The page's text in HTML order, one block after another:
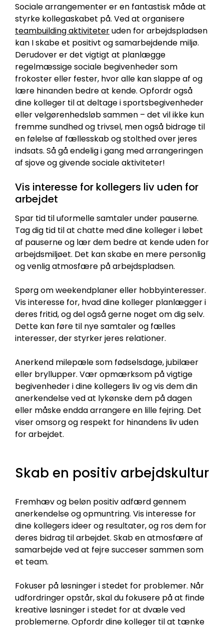
Sociale arrangementer er en fantastisk måde at
styrke kollegaskabet på. Ved at organisere
teambuilding aktiviteteruden for arbejdspladsen
kan I skabe et positivt og samarbejdende miljø.
Derudover er det vigtigt at planlægge
regelmæssige sociale begivenheder som
frokoster eller fester, hvor alle kan slappe af og
lære hinanden bedre at kende. Opfordr også
dine kolleger til at deltage i sportsbegivenheder
eller velgørenhedsløb sammen – det vil ikke kun
fremme sundhed og trivsel, men også bidrage til
en følelse af fællesskab og stolthed over jeres
indsats. Så gå endelig i gang med arrangeringen
af sjove og givende sociale aktiviteter!
Vis interesse for kollegers liv uden for
arbejdet
Spar tid til uformelle samtaler under pauserne.
Tag dig tid til at chatte med dine kolleger i løbet
af pauserne og lær dem bedre at kende uden for
arbejdsmiljøet. Det kan skabe en mere personlig
og venlig atmosfære på arbejdspladsen.
Spørg om weekendplaner eller hobbyinteresser.
Vis interesse for, hvad dine kolleger planlægger i
deres fritid, og del også gerne noget om dig selv.
Dette kan føre til nye samtaler og fælles
interesser, der styrker jeres relationer.
Anerkend milepæle som fødselsdage, jubilæer
eller bryllupper. Vær opmærksom på vigtige
begivenheder i dine kollegers liv og vis dem din
anerkendelse ved at lykønske dem på dagen
eller måske endda arrangere en lille fejring. Det
viser omsorg og respekt for hinandens liv uden
for arbejdet.
Skab en positiv arbejdskultur
Fremhæv og beløn positiv adfærd gennem
anerkendelse og opmuntring. Vis interesse for
dine kollegers ideer og resultater, og ros dem for
deres bidrag til arbejdet. Skab en atmosfære af
samarbejde ved at fejre succeser sammen som
et team.
Fokuser på løsninger i stedet for problemer. Når
udfordringer opstår, skal du fokusere på at finde
kreative løsninger i stedet for at dvæle ved
problemerne. Opfordr dine kolleger til at tænke